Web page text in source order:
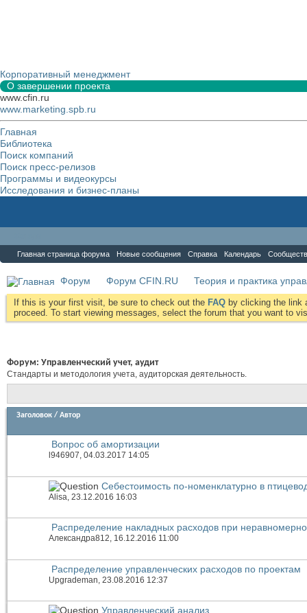
Корпоративный менеджмент
О завершении проекта
www.cfin.ru
www.marketing.spb.ru
Главная
Библиотека
Поиск компаний
Поиск пресс-релизов
Программы и видеокурсы
Исследования и бизнес-планы
Главная страница форума Новые сообщения Справка Календарь
Форум Форум CFIN.RU Теория и практика
If this is your first visit, be sure to check out the FAQ by clicking the link
proceed. To start viewing messages, select the forum that you want to
Форум: Управленческий учет, аудит
Стандарты и методология учета, аудиторская деятельность.
Заголовок / Автор
Вопрос об амортизации
l946907, 04.03.2017 14:05
Себестоимость по-номенклатурно в
Alisa, 23.12.2016 16:03
Распределение накладных расходов при
Александра812, 16.12.2016 11:00
Распределение управленческих расходов по проектам
Upgrademan , 23.08.2016 12:37
Управленческий анализ